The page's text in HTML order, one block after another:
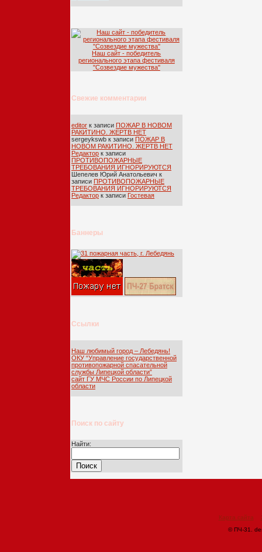
Наш сайт - победитель
регионального этапа фестиваля
''Созвездие мужества''
Свежие комментарии
editor к записи ПОЖАР В НОВОМ
РАКИТИНО. ЖЕРТВ НЕТ
sergeykswb к записи ПОЖАР В
НОВОМ РАКИТИНО. ЖЕРТВ НЕТ
Редактор к записи
ПРОТИВОПОЖАРНЫЕ
ТРЕБОВАНИЯ ИГНОРИРУЮТСЯ
Шепелев Юрий Анатольевич к
записи ПРОТИВОПОЖАРНЫЕ
ТРЕБОВАНИЯ ИГНОРИРУЮТСЯ
Редактор к записи Гостевая
Баннеры
Ссылки
Наш любимый город – Лебедянь!
ОКУ “Управление государственной
противопожарной спасательной
службы Липецкой области”
сайт ГУ МЧС России по Липецкой
области
Поиск по сайту
Найти:
Карта сайта
© ПЧ-31.